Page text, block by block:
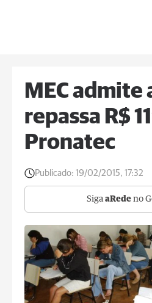
MEC admite
repassa R$
Pronatec
Publicado: 19/02/2015, 17:32
Siga aRede no